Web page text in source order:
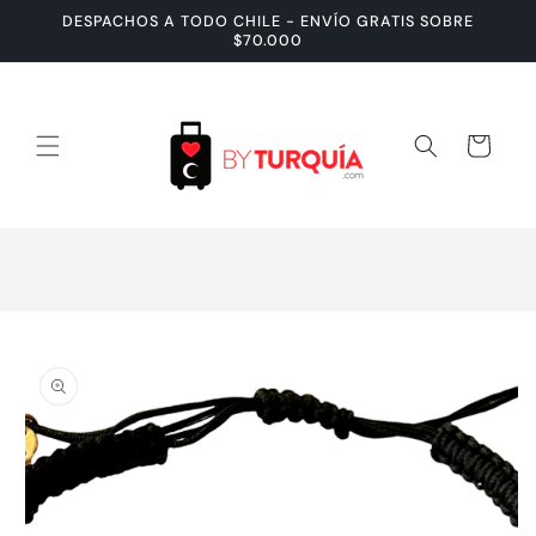
directamente
DESPACHOS A TODO CHILE - ENVÍO GRATIS SOBRE
$70.000
Carrito
información
del producto